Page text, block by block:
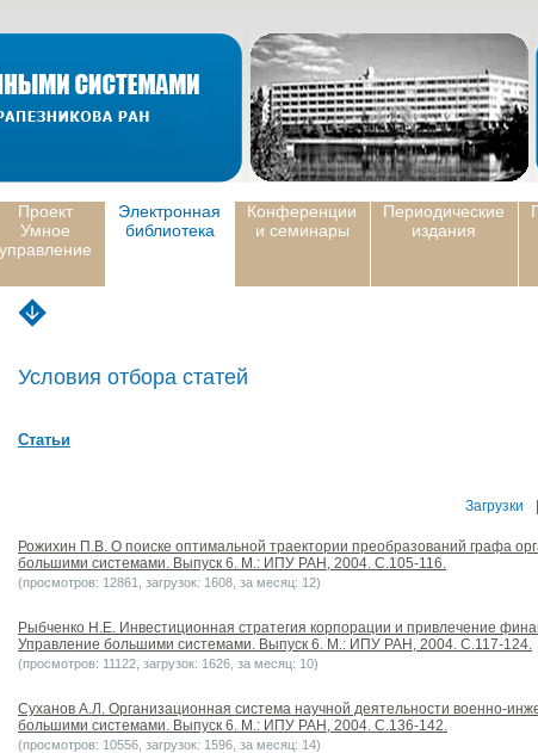
Проект
Умное
управление
Электронная
библиотека
Конференции
и семинары
Периодические
издания
Условия отбора статей
Статьи
Загрузки
Рожихин П.В. О поиске оптимальной траектории преобразований графа
большими системами. Выпуск 6. М.: ИПУ РАН, 2004. С.105-116.
(просмотров: 12861, загрузок: 1608, за месяц: 12)
Рыбченко Н.Е. Инвестиционная стратегия корпорации и привлечение
Управление большими системами. Выпуск 6. М.: ИПУ РАН, 2004. С.117-124.
(просмотров: 11122, загрузок: 1626, за месяц: 10)
Суханов А.Л. Организационная система научной деятельности военно-
большими системами. Выпуск 6. М.: ИПУ РАН, 2004. С.136-142.
(просмотров: 10556, загрузок: 1596, за месяц: 14)